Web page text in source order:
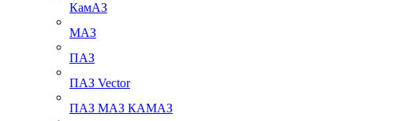
КамАЗ
МАЗ
ПАЗ
ПАЗ Vector
ПАЗ МАЗ КАМАЗ